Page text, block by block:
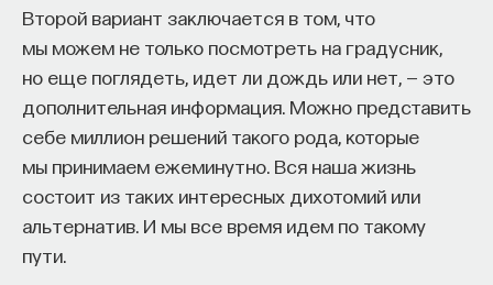
Второй вариант заключается в том, что
мы можем не только посмотреть на градусник,
но еще поглядеть, идет ли дождь или нет, — это
дополнительная информация. Можно представить
себе миллион решений такого рода, которые
мы принимаем ежеминутно. Вся наша жизнь
состоит из таких интересных дихотомий или
альтернатив. И мы все время идем по такому
пути.
— Понимать причины нейро- и психопатологий
— Осознавать связь своего поведения
и эмоций с активностью нейромедиаторов
мозга
Автор курса:Вячеслав Дубынин— доктор
биологических наук, профессор кафедры
физиологии человека и животных биологического
факультета МГУ им. М.В. Ломоносова
Дофамин действительно очень важен для
центральной нервной системы, и если
мы начинаем анализировать строение мозга,
то обнаруживаем дофаминовые нейроны
в основном в трех зонах: это гипоталамус и две
области среднего мозга, одна называется черная
субстанция, а вторая — вентральная покрышка.
Если мы смотрим на гипоталамус, то видим, что
у дофаминовых нейронов гипоталамуса довольно
короткие отростки-аксоны. Они в основном